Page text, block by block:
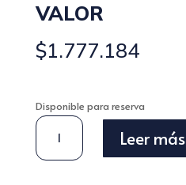
VALOR
$1.777.184
Disponible para reserva
TERMO
ELÉCTRICO
GALVANIZADO
Leer más